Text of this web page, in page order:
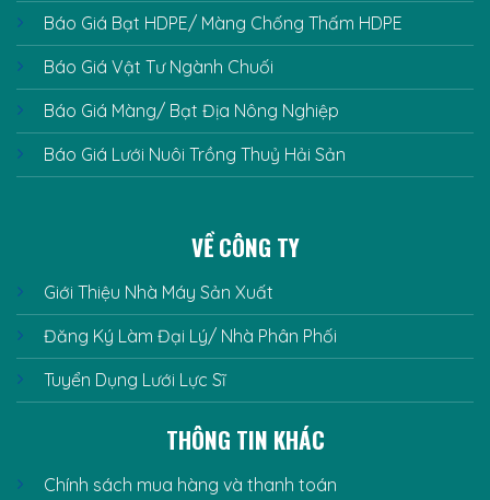
Báo Giá Bạt HDPE/ Màng Chống Thấm HDPE
Báo Giá Vật Tư Ngành Chuối
Báo Giá Màng/ Bạt Địa Nông Nghiệp
Báo Giá Lưới Nuôi Trồng Thuỷ Hải Sản
VỀ CÔNG TY
Giới Thiệu Nhà Máy Sản Xuất
Đăng Ký Làm Đại Lý/ Nhà Phân Phối
Tuyển Dụng Lưới Lực Sĩ
THÔNG TIN KHÁC
Chính sách mua hàng và thanh toán